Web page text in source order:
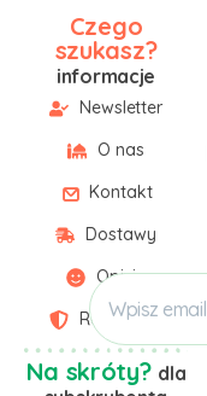
Czego
szukasz?
informacje
Newsletter
O nas
Kontakt
Dostawy
Opinie
Regulamin
Na skróty? dla
Wpisz email